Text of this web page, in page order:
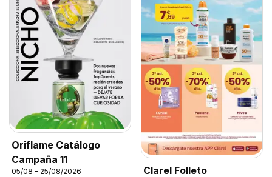
Oriflame Catálogo
Campaña 11
05/08 - 25/08/2026
Clarel Folleto